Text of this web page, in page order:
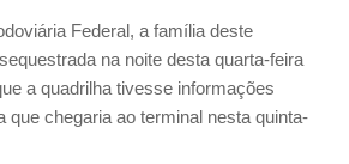
Federal, a família deste
na noite desta quarta-feira
a quadrilha tivesse informações
que chegaria ao terminal nesta quinta-